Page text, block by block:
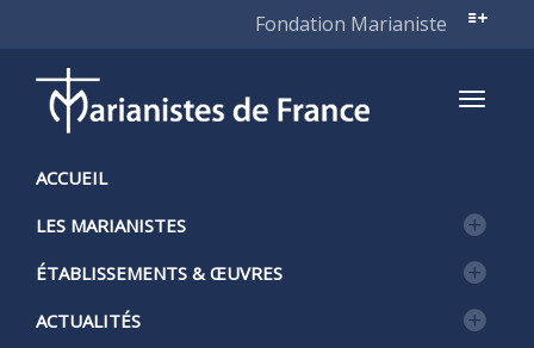
Fondation Marianiste
ACCUEIL
LES MARIANISTES
ÉTABLISSEMENTS & ŒUVRES
ACTUALITÉS